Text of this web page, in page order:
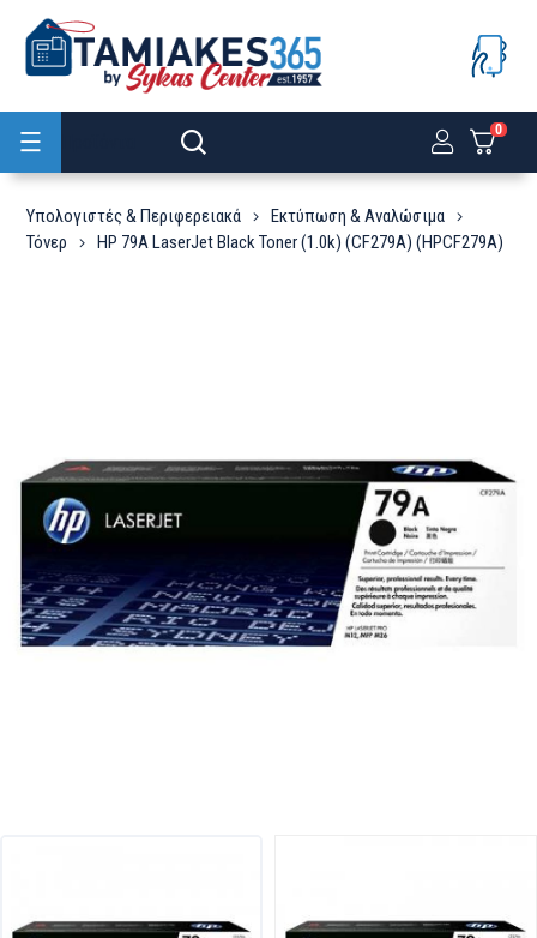
0
Υπολογιστές & Περιφερειακά
Εκτύπωση & Αναλώσιμα
Τόνερ
HP 79A LaserJet Black Toner (1.0k) (CF279A) (HPCF279A)